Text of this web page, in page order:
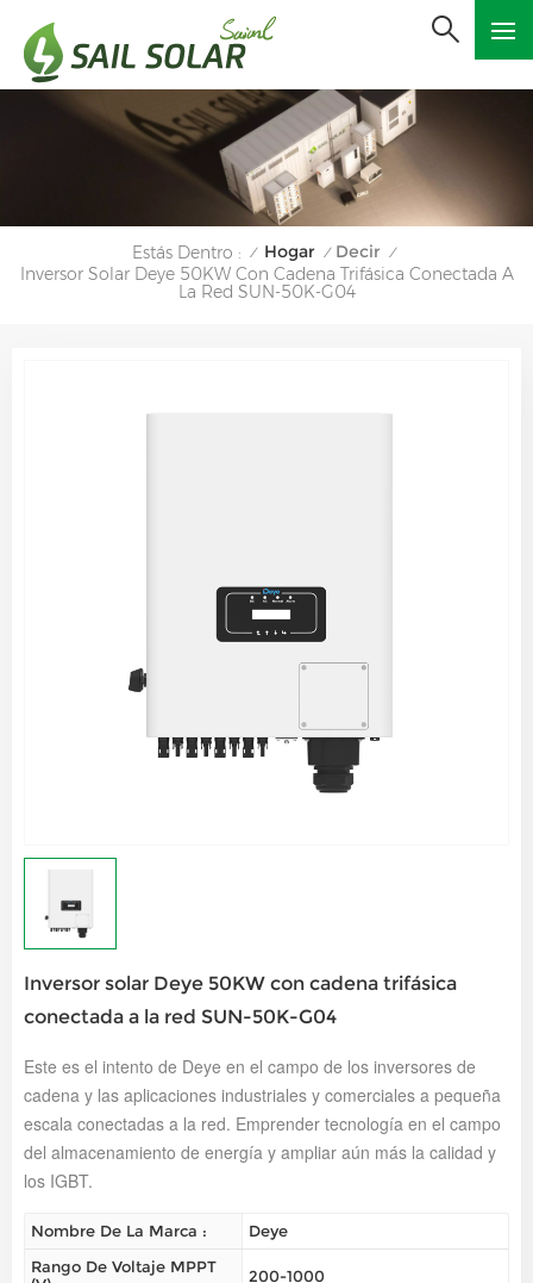
Estás Dentro : / Hogar / Decir /
Inversor Solar Deye 50KW Con Cadena Trifásica Conectada A
La Red SUN-50K-G04
Inversor solar Deye 50KW con cadena trifásica
conectada a la red SUN-50K-G04
Este es el intento de Deye en el campo de los inversores de
cadena y las aplicaciones industriales y comerciales a pequeña
escala conectadas a la red. Emprender tecnología en el campo
del almacenamiento de energía y ampliar aún más la calidad y
los IGBT.
Nombre De La Marca :
Deye
Rango De Voltaje MPPT
200-1000